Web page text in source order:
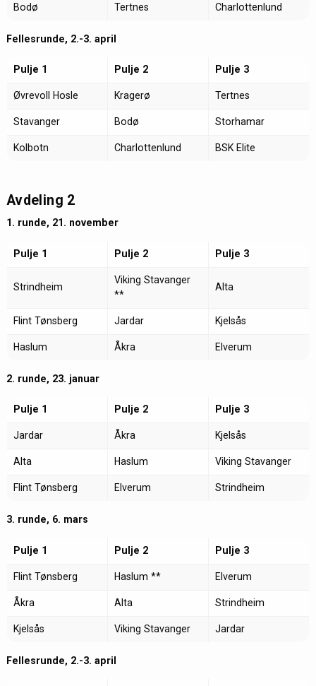
Bodø Tertnes Charlottenlund
Fellesrunde, 2.-3. april
Pulje 1 Pulje 2 Pulje 3
Øvrevoll Hosle Kragerø Tertnes
Stavanger Bodø Storhamar
Kolbotn Charlottenlund BSK Elite
Avdeling 2
1. runde, 21. november
Pulje 1 Pulje 2 Pulje 3
Strindheim
Viking Stavanger
**
Alta
Flint Tønsberg Jardar Kjelsås
Haslum Åkra Elverum
2. runde, 23. januar
Pulje 1 Pulje 2 Pulje 3
Jardar Åkra Kjelsås
Alta Haslum Viking Stavanger
Flint Tønsberg Elverum Strindheim
3. runde, 6. mars
Pulje 1 Pulje 2 Pulje 3
Flint Tønsberg Haslum ** Elverum
Åkra Alta Strindheim
Kjelsås Viking Stavanger Jardar
Fellesrunde, 2.-3. april